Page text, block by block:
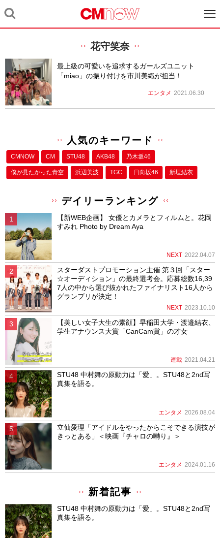
花守笑奈
最上級の可愛いを追求するガールズユニット
「miao」の振り付けを市川美織が担当！
エンタメ 2021.06.30
人気のキーワード
CMNOW CM STU48 AKB48 乃木坂46
僕が⾒たかった⻘空 浜辺美波 TGC 日向坂46 新垣結衣
デイリーランキング
【新WEB企画】 女優とカメラとフィルムと。花岡
すみれ Photo by Dream Aya
NEXT 2022.04.07
スターダストプロモーション主催 第３回「スター
☆オーディション」の最終選考会。応募総数16,39
7人の中から選び抜かれたファイナリスト16人から
グランプリが決定！
NEXT 2023.10.10
【美しい女子大生の素顔】早稲田大学・渡邉結衣、
学生アナウンス大賞「CanCam賞」の才女
連載 2021.04.21
STU48 中村舞の原動力は「愛」。STU48と2nd写
真集を語る。
エンタメ 2026.08.04
立仙愛理「アイドルをやったからこそできる演技が
きっとある」＜映画『チャロの囀り』＞
エンタメ 2024.01.16
新着記事
STU48 中村舞の原動力は「愛」。STU48と2nd写
真集を語る。